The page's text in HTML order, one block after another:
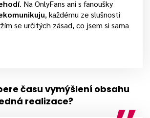
. Na OnlyFans ani s fanoušky
, každému ze slušnosti
se určitých zásad, co jsem si sama
času vymýšlení obsahu
realizace?